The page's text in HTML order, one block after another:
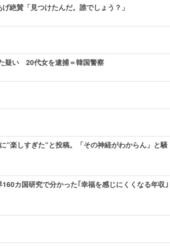
絶賛「見つけたんだ。誰でしょう？」
疑い 20代女を逮捕＝韓国警察
“楽しすぎた“と投稿。「その神経がわからん」と騒
カ国研究で分かった｢幸福を感じにくくなる年収｣